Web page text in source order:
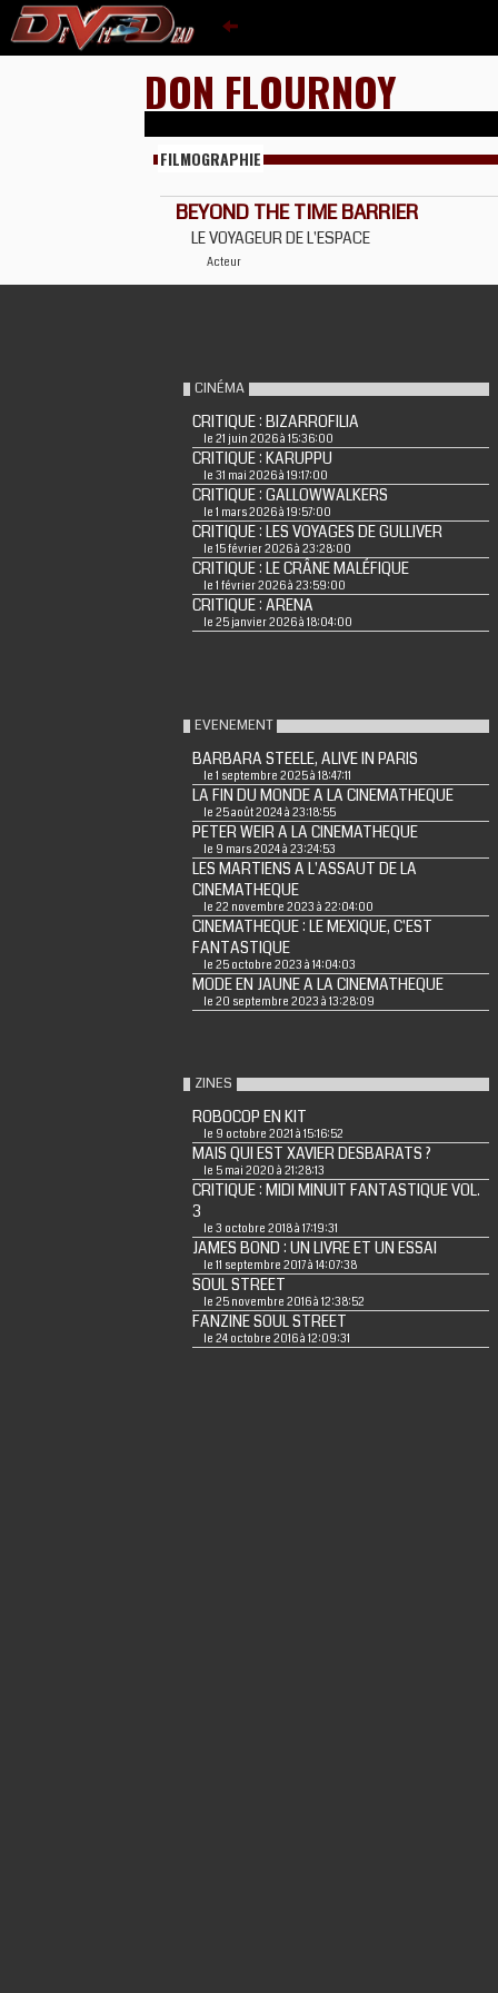
DON FLOURNOY
FILMOGRAPHIE
BEYOND THE TIME BARRIER
LE VOYAGEUR DE L'ESPACE
Acteur
CINÉMA
CRITIQUE : BIZARROFILIA
le 21 juin 2026 à 15:36:00
CRITIQUE : KARUPPU
le 31 mai 2026 à 19:17:00
CRITIQUE : GALLOWWALKERS
le 1 mars 2026 à 19:57:00
CRITIQUE : LES VOYAGES DE GULLIVER
le 15 février 2026 à 23:28:00
CRITIQUE : LE CRÂNE MALÉFIQUE
le 1 février 2026 à 23:59:00
CRITIQUE : ARENA
le 25 janvier 2026 à 18:04:00
EVENEMENT
BARBARA STEELE, ALIVE IN PARIS
le 1 septembre 2025 à 18:47:11
LA FIN DU MONDE A LA CINEMATHEQUE
le 25 août 2024 à 23:18:55
PETER WEIR A LA CINEMATHEQUE
le 9 mars 2024 à 23:24:53
LES MARTIENS A L'ASSAUT DE LA
CINEMATHEQUE
le 22 novembre 2023 à 22:04:00
CINEMATHEQUE : LE MEXIQUE, C'EST
FANTASTIQUE
le 25 octobre 2023 à 14:04:03
MODE EN JAUNE A LA CINEMATHEQUE
le 20 septembre 2023 à 13:28:09
ZINES
ROBOCOP EN KIT
le 9 octobre 2021 à 15:16:52
MAIS QUI EST XAVIER DESBARATS ?
le 5 mai 2020 à 21:28:13
CRITIQUE : MIDI MINUIT FANTASTIQUE VOL.
3
le 3 octobre 2018 à 17:19:31
JAMES BOND : UN LIVRE ET UN ESSAI
le 11 septembre 2017 à 14:07:38
SOUL STREET
le 25 novembre 2016 à 12:38:52
FANZINE SOUL STREET
le 24 octobre 2016 à 12:09:31